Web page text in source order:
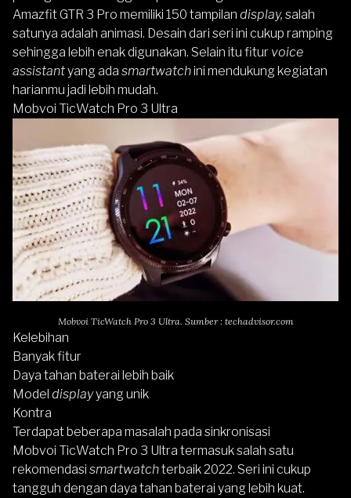
Amazfit GTR 3 Pro memiliki 150 tampilan display, salah
satunya adalah animasi. Desain dari seri ini cukup ramping
sehingga lebih enak digunakan. Selain itu fitur voice
assistantyang ada smartwatchini mendukung kegiatan
harianmu jadi lebih mudah.
Mobvoi TicWatch Pro 3 Ultra
Mobvoi TicWatch Pro 3 Ultra. Sumber : techadvisor.com
Kelebihan
Banyak fitur
Daya tahan baterai lebih baik
Model displayyang unik
Kontra
Terdapat beberapa masalah pada sinkronisasi
Mobvoi TicWatch Pro 3 Ultra termasuk salah satu
rekomendasi smartwatchterbaik 2022. Seri ini cukup
tangguh dengan daya tahan baterai yang lebih kuat.